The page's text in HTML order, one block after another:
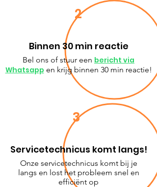
2
Binnen 30 min reactie
Bel ons of stuur een bericht via
Whatsapp en krijg binnen 30 min reactie!
3
Servicetechnicus komt langs!
Onze servicetechnicus komt bij je
langs en lost het probleem snel en
efficiënt op